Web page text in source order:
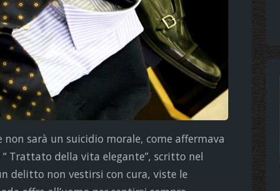
sarà un suicidio morale, come affermava
Trattato della vita elegante”, scritto nel
delitto non vestirsi con cura, viste le